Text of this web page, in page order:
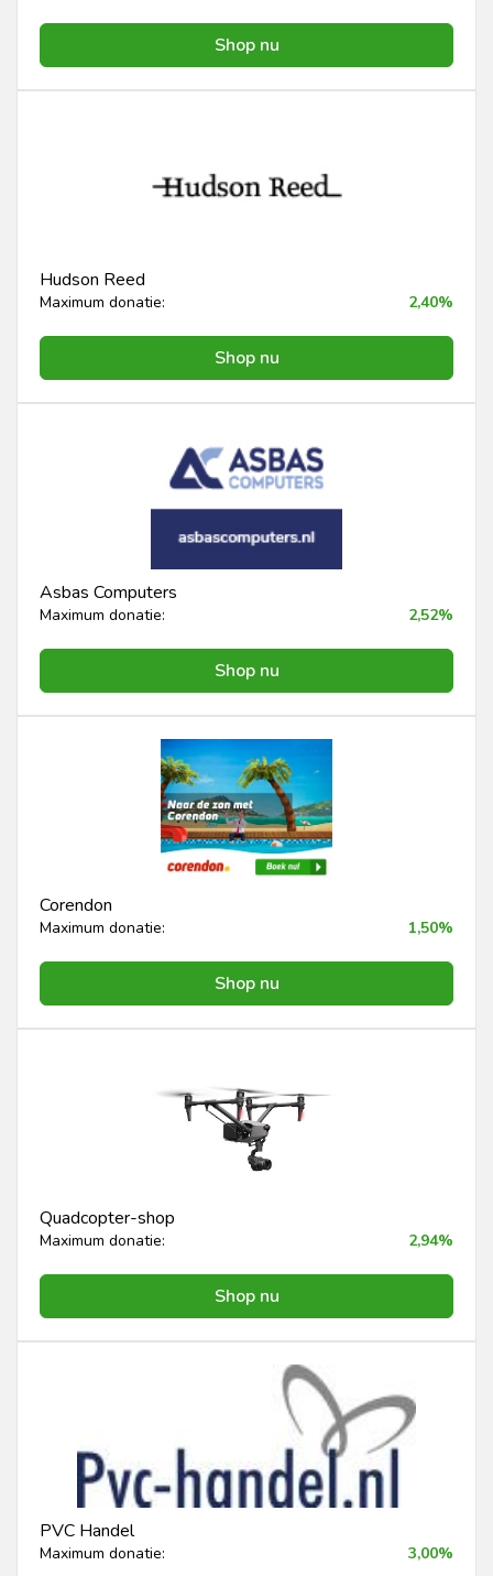
Shop nu
Hudson Reed
Maximum donatie: 2,40%
Shop nu
Asbas Computers
Maximum donatie: 2,52%
Shop nu
Corendon
Maximum donatie: 1,50%
Shop nu
Quadcopter-shop
Maximum donatie: 2,94%
Shop nu
PVC Handel
Maximum donatie: 3,00%